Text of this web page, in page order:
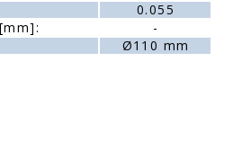
0.055
-
Ø110 mm